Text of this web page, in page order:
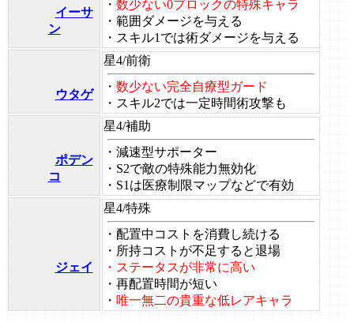
イーサ
ン
・ 数少ない0ブロックの特殊キャラ
・範囲ダメージを与える
・スキル1では術ダメージを与える
ウタゲ
星4/前衛
・ 数少ない完全自療型ガード
・スキル2では一定時間術攻撃も
ポデン
コ
星4/補助
・減速型サポーター
・S2で敵の特殊能力無効化
・S1は医療制限マップなどで有効
ジェイ
星4/特殊
・配置中コストを消費し続ける
・所持コストが不足すると退場
・ステータスが非常に高い
・再配置時間が短い
・ 唯一無二の貴重な低レアキャラ